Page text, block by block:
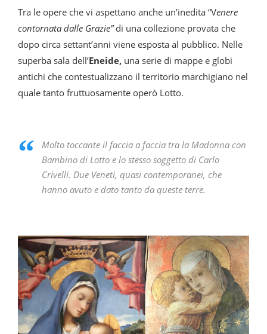
Tra le opere che vi aspettano anche un’inedita “Venere
contornata dalle Grazie”di una collezione provata che
dopo circa settant’anni viene esposta al pubblico. Nelle
superba sala dell’Eneide, una serie di mappe e globi
antichi che contestualizzano il territorio marchigiano nel
quale tanto fruttuosamente operò Lotto.
Molto toccante il faccia a faccia tra la Madonna con
Bambino di Lotto e lo stesso soggetto di Carlo
Crivelli. Due Veneti, quasi contemporanei, che
hanno avuto e dato tanto da queste terre.